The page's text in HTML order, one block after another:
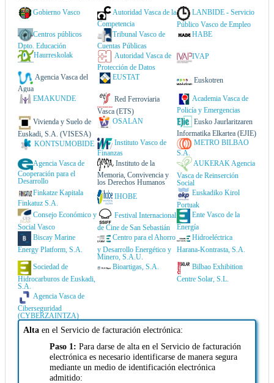
Gobierno Vasco
Autoridad Vasca de la
Competencia
LANBIDE - Servicio
Público Vasco de Empleo
Centros públicos
Dpto. Educación
Tribunal Vasco de
Cuentas Públicas
HABE
Haurreskolak
Autoridad Vasca de
Protección de Datos
IVAP
Agencia Vasca del
Agua
EUSTAT Euskotren
EMAKUNDE
Red Ferroviaria
Vasca (ETS)
Academia Vasca de
Policía y Emergencias
Vivienda y Suelo de
Euskadi, S.A. (VISESA)
OSALAN
Eusko Jaurlaritzaren
Informatika Elkartea (EJIE)
KONTSUMOBIDE
Instituto Vasco de
Finanzas
METRO BILBAO
S.A.
Agencia Vasca de
Cooperación para el
Desarrollo
Instituto de la
Memoria, Convivencia y
los Derechos Humanos
AUKERAK Agencia
Vasca de Reinserción
Social
Finkatze Kapitala
Finkatuz S.A.
IHOBE
Euskadiko Kirol
Portuak
Consejo Económico y
Social Vasco
Festival Internacional
de Cine de San Sebastián
Ente Vasco de la
Energía
Biscay Marine
Energy Platform, S.A.
Centro para el Ahorro
y Desarrollo Energético y
Minero, S.A.U.
Hidroeléctrica
Harana-Kontrasta, S.A.
Sociedad de
Hidrocarburos de Euskadi,
S.A.
Bioartigas, S.A.
Bilbao Exhibition
Centre Solar, S.L.
Agencia Vasca de
Ciberseguridad
(CYBERZAINTZA)
Alta en el Servicio de facturación electrónica:
Paso 1: Para darse de alta en el Servicio de facturación
electrónica es necesario identificarse de manera segura
mediante un medio de identificación electrónica
admitido: